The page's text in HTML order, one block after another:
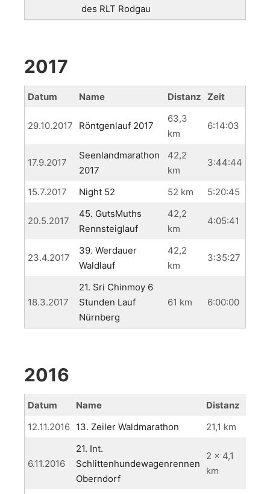
des RLT Rodgau
2017
Datum Name Distanz Zeit
29.10.2017 Röntgenlauf 2017
63,3
km
6:14:03
17.9.2017
Seenlandmarathon
2017
42,2
km
3:44:44
15.7.2017 Night 52 52 km 5:20:45
20.5.2017
45. GutsMuths
Rennsteiglauf
42,2
km
4:05:41
23.4.2017
39. Werdauer
Waldlauf
42,2
km
3:35:27
18.3.2017
21. Sri Chinmoy 6
Stunden Lauf
Nürnberg
61 km 6:00:00
2016
Datum Name Distanz
12.11.2016 13. Zeiler Waldmarathon 21,1 km
6.11.2016
21. Int.
Schlittenhundewagenrennen
Oberndorf
2 x 4,1
km